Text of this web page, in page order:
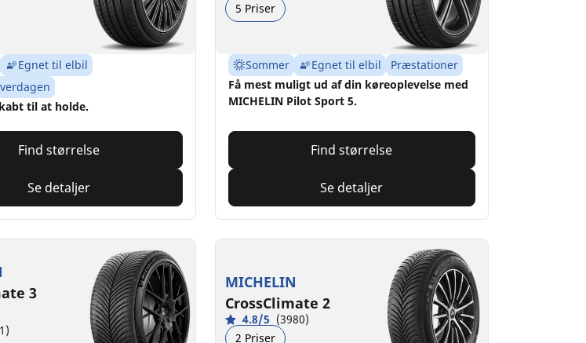
Egnet til elbil
til at holde.
Find størrelse
Se detaljer
5 Priser
Sommer Egnet til elbil
Præstationer
Få mest muligt ud af din køreoplevelse med
MICHELIN Pilot Sport 5.
Find størrelse
Se detaljer
3
MICHELIN
CrossClimate 2
4.8/5 (3980)
2 Priser